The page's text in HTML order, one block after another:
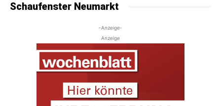
Schaufenster Neumarkt
-Anzeige-
Anzeige